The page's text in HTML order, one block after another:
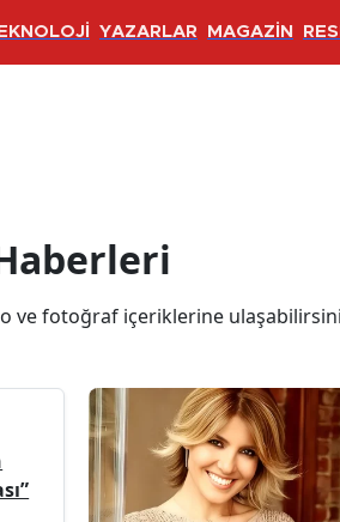
YAZARLAR MAGAZİN
ve fotoğraf içeriklerine